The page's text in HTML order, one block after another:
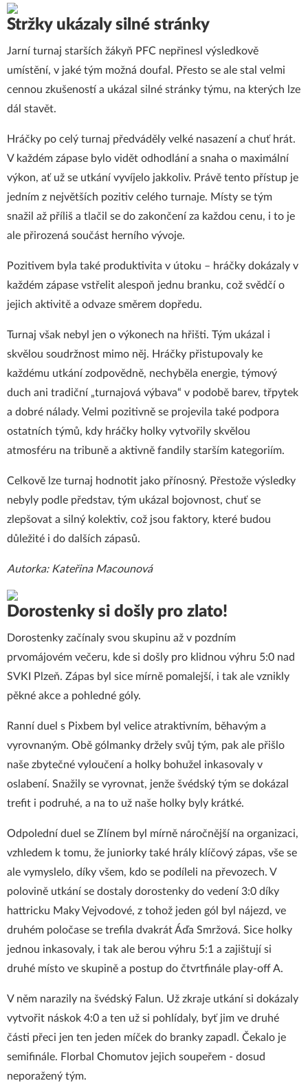
Stržky ukázaly silné stránky
Jarní turnaj starších žákyň PFC nepřinesl výsledkově
umístění, v jaké tým možná doufal. Přesto se ale stal velmi
cennou zkušeností a ukázal silné stránky týmu, na kterých lze
dál stavět.
Hráčky po celý turnaj předváděly velké nasazení a chuť hrát.
V každém zápase bylo vidět odhodlání a snaha o maximální
výkon, ať už se utkání vyvíjelo jakkoliv. Právě tento přístup je
jedním z největších pozitiv celého turnaje. Místy se tým
snažil až příliš a tlačil se do zakončení za každou cenu, i to je
ale přirozená součást herního vývoje.
Pozitivem byla také produktivita v útoku – hráčky dokázaly v
každém zápase vstřelit alespoň jednu branku, což svědčí o
jejich aktivitě a odvaze směrem dopředu.
Turnaj však nebyl jen o výkonech na hřišti. Tým ukázal i
skvělou soudržnost mimo něj. Hráčky přistupovaly ke
každému utkání zodpovědně, nechyběla energie, týmový
duch ani tradiční „turnajová výbava“ v podobě barev, třpytek
a dobré nálady. Velmi pozitivně se projevila také podpora
ostatních týmů, kdy hráčky holky vytvořily skvělou
atmosféru na tribuně a aktivně fandily starším kategoriím.
Celkově lze turnaj hodnotit jako přínosný. Přestože výsledky
nebyly podle představ, tým ukázal bojovnost, chuť se
zlepšovat a silný kolektiv, což jsou faktory, které budou
důležité i do dalších zápasů.
Autorka: Kateřina Macounová
Dorostenky si došly pro zlato!
Dorostenky začínaly svou skupinu až v pozdním
prvomájovém večeru, kde si došly pro klidnou výhru 5:0 nad
SVKI Plzeň. Zápas byl sice mírně pomalejší, i tak ale vznikly
pěkné akce a pohledné góly.
Ranní duel s Pixbem byl velice atraktivním, běhavým a
vyrovnaným. Obě gólmanky držely svůj tým, pak ale přišlo
naše zbytečné vyloučení a holky bohužel inkasovaly v
oslabení. Snažily se vyrovnat, jenže švédský tým se dokázal
trefit i podruhé, a na to už naše holky byly krátké.
Odpolední duel se Zlínem byl mírně náročnější na organizaci,
vzhledem k tomu, že juniorky také hrály klíčový zápas, vše se
ale vymyslelo, díky všem, kdo se podíleli na převozech. V
polovině utkání se dostaly dorostenky do vedení 3:0 díky
hattricku Maky Vejvodové, z tohož jeden gól byl nájezd, ve
druhém poločase se trefila dvakrát Áďa Smržová. Sice holky
jednou inkasovaly, i tak ale berou výhru 5:1 a zajištují si
druhé místo ve skupině a postup do čtvrtfinále play-off A.
V něm narazily na švédský Falun. Už zkraje utkání si dokázaly
vytvořit náskok 4:0 a ten už si pohlídaly, byť jim ve druhé
části přeci jen ten jeden míček do branky zapadl. Čekalo je
semifinále. Florbal Chomutov jejich soupeřem - dosud
neporažený tým.